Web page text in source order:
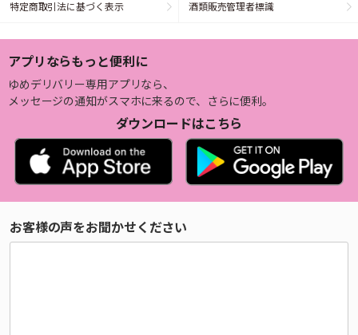
特定商取引法に基づく表示 酒類販売管理者標識
アプリならもっと便利に
ゆめデリバリー専用アプリなら、
メッセージの通知がスマホに来るので、さらに便利。
ダウンロードはこちら
お客様の声をお聞かせください